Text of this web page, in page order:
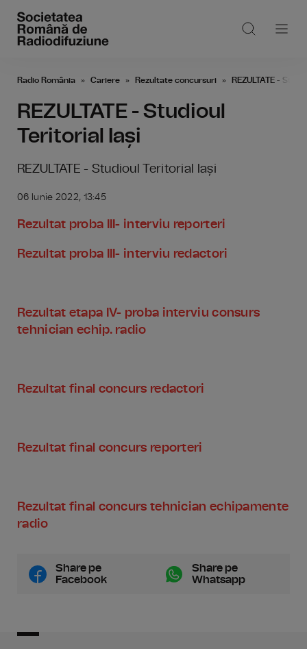
Radio România Cariere Rezultate concursuri REZULTATE -
REZULTATE - Studioul
Teritorial Iași
REZULTATE - Studioul Teritorial Iași
06 Iunie 2022, 13:45
Rezultat proba III- interviu reporteri
Rezultat proba III- interviu redactori
Rezultat etapa IV- proba interviu consurs
tehnician echip. radio
Rezultat final concurs redactori
Rezultat final concurs reporteri
Rezultat final concurs tehnician echipamente
radio
Share pe
Facebook
Share pe
Whatsapp